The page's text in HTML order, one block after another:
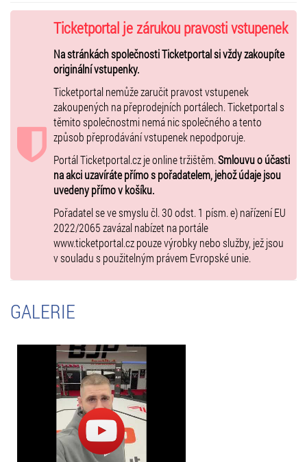
VIP hosté letošního ročníku
Jiří Procházka
Jiří "BJP" Procházka (*14. října 1992 Brno) je český bojovník ve
smíšených bojových uměních. V současnosti soutěží v organizaci
, kde je bývalým šampionem v polotěžké váhové kategorii. Je
bývalý šampion japonské organizace Rizin Fighting Federation v
polotěžké váze. Mezi jeho další úspěchy patří zisk titulu organizace
GCF v roce 2013. Aktuálně je v žebříčku v UFC #2 Polotěžké váhy.
Hwang Su Il
Korejský mistr bojového umění Taekwon-do ITF. Hwang Su Il se
narodil 31.7.1970 v Tokiu. S bojovým uměním začal v roce 1982 a
dnes je držitelem mistrovského stupně 7. Dan. Jeho pohyby využili
tvůrci světoznámé bojové hry TEKKEN, ve které exceluje jako
postava Hwoarang. Díky úžasné technice kopů, byla tato herní
postava velmi oblíbena.
Mezi jeho nejlepší sportovní výsledky patří 5 zlatých medailí z
Mistrovství světa, šestkrát se stal mistrem Japonska ve sportovním
Vstupenky můžete zakoupit online přímo na ticketportal.cz -
Další info:
děti, které nedosáhly věku 3 let zdarma bez vstupenky a bez nároku
na sedadlo / sleva pro děti, které nedosáhly věku 11 let, zvolte on-line
v nákupním košíku / bezbariérový přístup ANO / vstupenka "ZTP/P-
DISABLED" platí pro dvě osoby - pro vozíčkáře a ostatní držitele
průkazu ZTP/P a pro jednu osobu jako doprovod. Oba návštěvníci
musí do místa konání vstoupit současně a nárok na vstupenku
ZTP/P je třeba prokázat příslušným průkazem.
Ticketportal je zárukou pravosti vstupenek
Na stránkách společnosti Ticketportal si vždy zakoupíte
originální vstupenky.
Ticketportal nemůže zaručit pravost vstupenek
zakoupených na přeprodejních portálech. Ticketportal s
těmito společnostmi nemá nic společného a tento
způsob přeprodávání vstupenek nepodporuje.
Portál Ticketportal.cz je online tržištěm.Smlouvu o účasti
na akci uzavíráte přímo s pořadatelem, jehož údaje jsou
uvedeny přímo v košíku.
Pořadatel se ve smyslu čl. 30 odst. 1 písm. e) nařízení EU
2022/2065 zavázal nabízet na portále
www.ticketportal.cz pouze výrobky nebo služby, jež jsou
v souladu s použitelným právem Evropské unie.
GALERIE